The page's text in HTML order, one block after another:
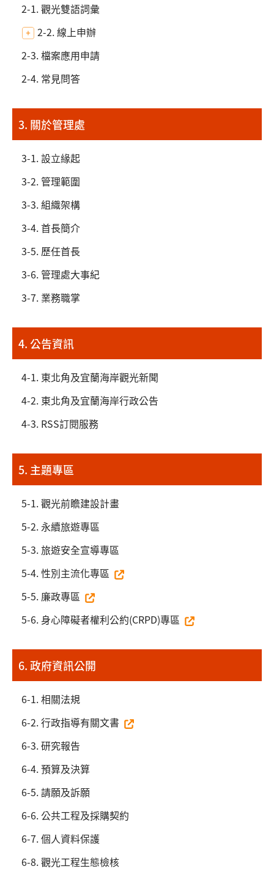
2-1. 觀光雙語詞彙
2-2. 線上申辦
2-3. 檔案應用申請
2-4. 常見問答
3. 關於管理處
3-1. 設立緣起
3-2. 管理範圍
3-3. 組織架構
3-4. 首長簡介
3-5. 歷任首長
3-6. 管理處大事紀
3-7. 業務職掌
4. 公告資訊
4-1. 東北角及宜蘭海岸觀光新聞
4-2. 東北角及宜蘭海岸行政公告
4-3. RSS訂閱服務
5. 主題專區
5-1. 觀光前瞻建設計畫
5-2. 永續旅遊專區
5-3. 旅遊安全宣導專區
5-4. 性別主流化專區
5-5. 廉政專區
5-6. 身心障礙者權利公約(CRPD)專區
6. 政府資訊公開
6-1. 相關法規
6-2. 行政指導有關文書
6-3. 研究報告
6-4. 預算及決算
6-5. 請願及訴願
6-6. 公共工程及採購契約
6-7. 個人資料保護
6-8. 觀光工程生態檢核